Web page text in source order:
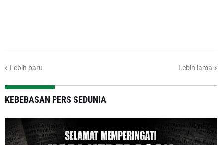
Lebih baru Lebih lama
KEBEBASAN PERS SEDUNIA